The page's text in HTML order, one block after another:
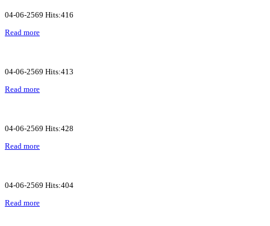
04-06-2569 Hits:416
Read more
04-06-2569 Hits:413
Read more
04-06-2569 Hits:428
Read more
04-06-2569 Hits:404
Read more